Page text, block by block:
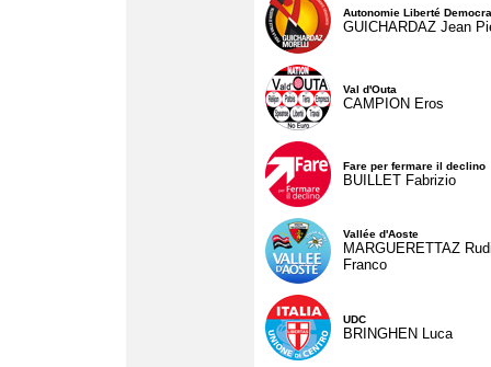
Autonomie Liberté
GUICHARDAZ Jean
Val d'Outa
CAMPION Eros
Fare per fermare il declino
BUILLET Fabrizio
Vallée d'Aoste
MARGUERETTAZ
Franco
UDC
BRINGHEN Luca